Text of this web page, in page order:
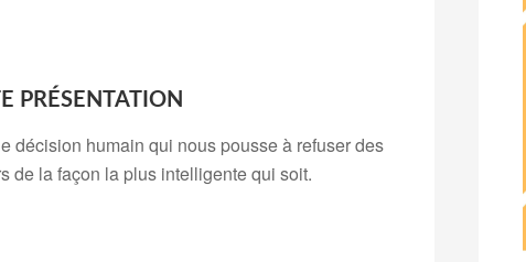
PRÉSENTATION
décision humain qui nous pousse à refuser des
de la façon la plus intelligente qui soit.